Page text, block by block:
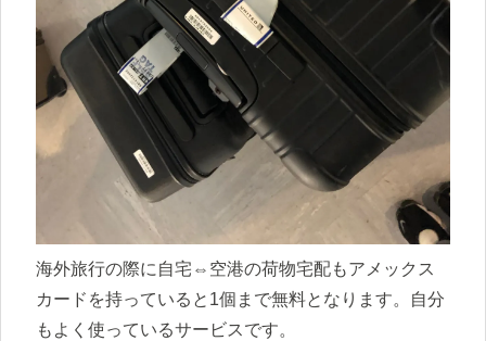
海外旅行の際に自宅⇔空港の荷物宅配もアメックス
カードを持っていると1個まで無料となります。自分
もよく使っているサービスです。